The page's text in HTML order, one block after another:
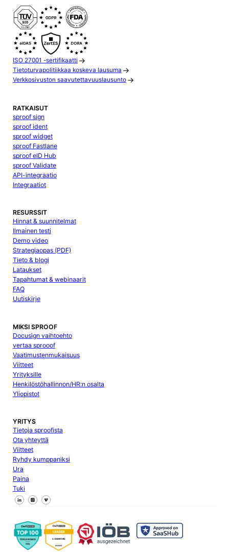
ISO 27001 -sertifikaatti
Tietoturvapolitiikkaa koskeva lausuma
Verkkosivuston saavutettavuuslausunto
RATKAISUT
sproof sign
sproof ident
sproof widget
sproof Fastlane
sproof eID Hub
sproof Validate
API-integraatio
Integraatiot
RESURSSIT
Hinnat & suunnitelmat
Ilmainen testi
Demo video
Strategiaopas (PDF)
Tieto & blogi
Lataukset
Tapahtumat & webinaarit
FAQ
Uutiskirje
MIKSI SPROOF
Docusign vaihtoehto
vertaa sprooof
Vaatimustenmukaisuus
Viitteet
Yrityksille
Henkilöstöhallinnon/HR:n osalta
Yliopistot
YRITYS
Tietoja sproofista
Ota yhteyttä
Viitteet
Ryhdy kumppaniksi
Ura
Paina
Tuki
Seuraa meitä Facebookissa
Seuraa meitä X
Seuraa meitä LinkedInissä